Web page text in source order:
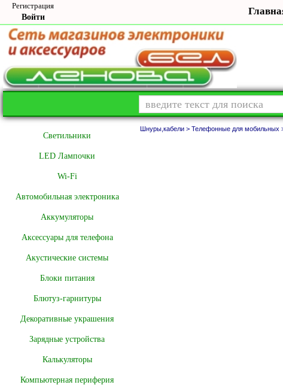
Регистрация
Войти
Cветильники
LED Лампочки
Wi-Fi
Автомобильная электроника
Аккумуляторы
Аксессуары для телефона
Акустические системы
Блоки питания
Блютуз-гарнитуры
Декоративные украшения
Зарядные устройства
Калькуляторы
Компьютерная периферия
Шнуры,кабели > Телефонные для мобильных